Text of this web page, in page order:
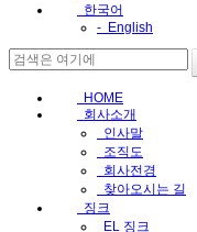
한국어
- English
HOME
회사소개
인사말
조직도
회사전경
찾아오시는 길
징크
EL 징크